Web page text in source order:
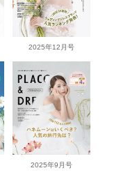
2025年12月号
2025年9月号